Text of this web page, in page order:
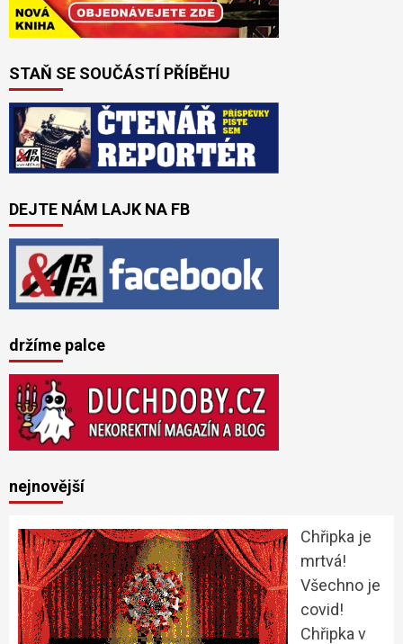
STAŇ SE SOUČÁSTÍ PŘÍBĚHU
DEJTE NÁM LAJK NA FB
držíme palce
nejnovější
Chřipka je
mrtvá!
Všechno je
covid!
Chřipka v